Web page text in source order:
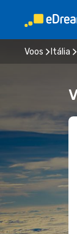
Voos Itália